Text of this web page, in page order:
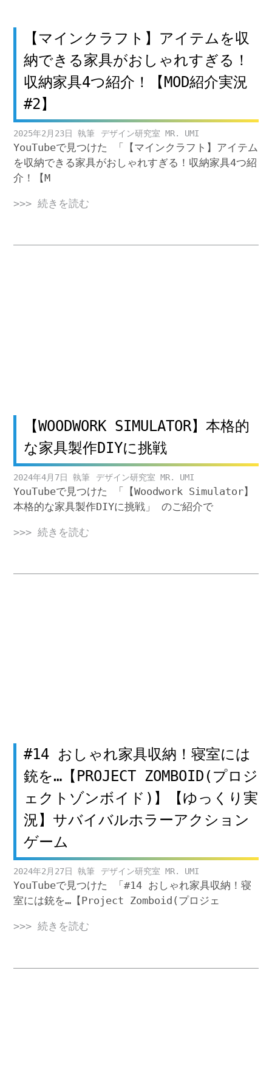
【マインクラフト】アイテムを収
納できる家具がおしゃれすぎる！
収納家具4つ紹介！【MOD紹介実況
#2】
2025年2月23日 デザイン研究室 MR. UMI
YouTubeで見つけた 「【マインクラフト】アイテム
を収納できる家具がおしゃれすぎる！収納家具4つ紹
介！【M
>>> 続きを読む
【WOODWORK SIMULATOR】本格的
な家具製作DIYに挑戦
2024年4月7日 デザイン研究室 MR. UMI
YouTubeで見つけた 「【Woodwork Simulator】
本格的な家具製作DIYに挑戦」 のご紹介で
>>> 続きを読む
#14 おしゃれ家具収納！寝室には
銃を…【PROJECT ZOMBOID(プロジ
ェクトゾンボイド)】【ゆっくり実
況】サバイバルホラーアクション
ゲーム
2024年2月27日 デザイン研究室 MR. UMI
YouTubeで見つけた 「#14 おしゃれ家具収納！寝
室には銃を…【Project Zomboid(プロジェ
>>> 続きを読む